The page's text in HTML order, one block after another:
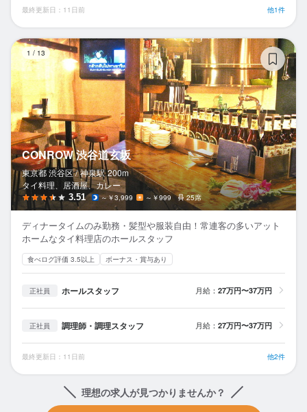
最終更新日：11日前 他1件
1 / 13
CONROW 渋谷道玄坂
東京都 渋谷区 / 神泉駅 200m
タイ料理、居酒屋、カレー
3.51 ～￥3,999 ～￥999 25席
ディナータイムのみ勤務・髪型や服装自由！常連客の多いアット
ホームなタイ料理店のホールスタッフ
食べログ評価 3.5以上 ボーナス・賞与あり
正社員 ホールスタッフ 月給： 27万円〜37万円
正社員 調理師・調理スタッフ 月給： 27万円〜37万円
最終更新日：11日前 他2件
理想の求人が見つかりませんか？